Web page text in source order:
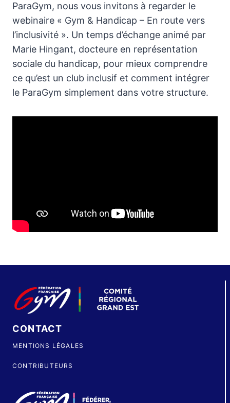
ParaGym, nous vous invitons à regarder le
webinaire « Gym & Handicap – En route vers
l’inclusivité ». Un temps d’échange animé par
Marie Hingant, docteure en représentation
sociale du handicap, pour mieux comprendre
ce qu’est un club inclusif et comment intégrer
le ParaGym simplement dans votre structure.
CONTACT
MENTIONS LÉGALES
CONTRIBUTEURS